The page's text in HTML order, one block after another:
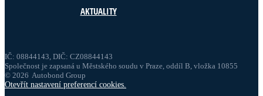
AKTUALITY
IČ: 08844143, DIČ: CZ08844143
Společnost je zapsaná u Městského soudu v Praze, oddíl B, vložka 10855
© 2026 Autobond Group
Otevřít nastavení preferencí cookies.